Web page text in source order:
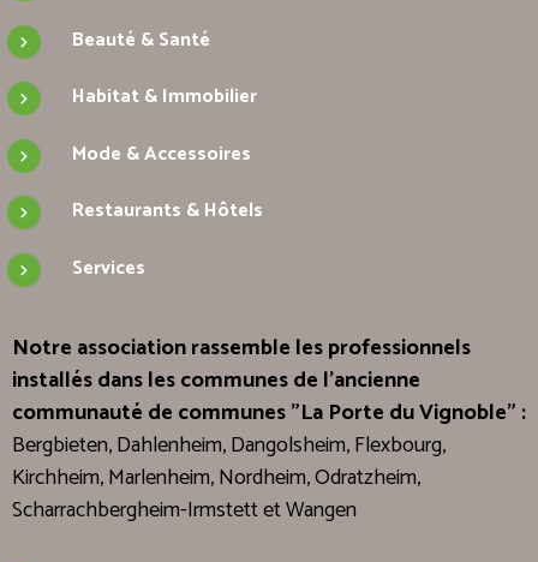
Beauté & Santé
Habitat & Immobilier
Mode & Accessoires
Restaurants & Hôtels
Services
Notre association rassemble les professionnels
installés dans les communes de l'ancienne
communauté de communes "La Porte du Vignoble" :
Bergbieten, Dahlenheim, Dangolsheim, Flexbourg,
Kirchheim, Marlenheim, Nordheim, Odratzheim,
Scharrachbergheim-Irmstett et Wangen